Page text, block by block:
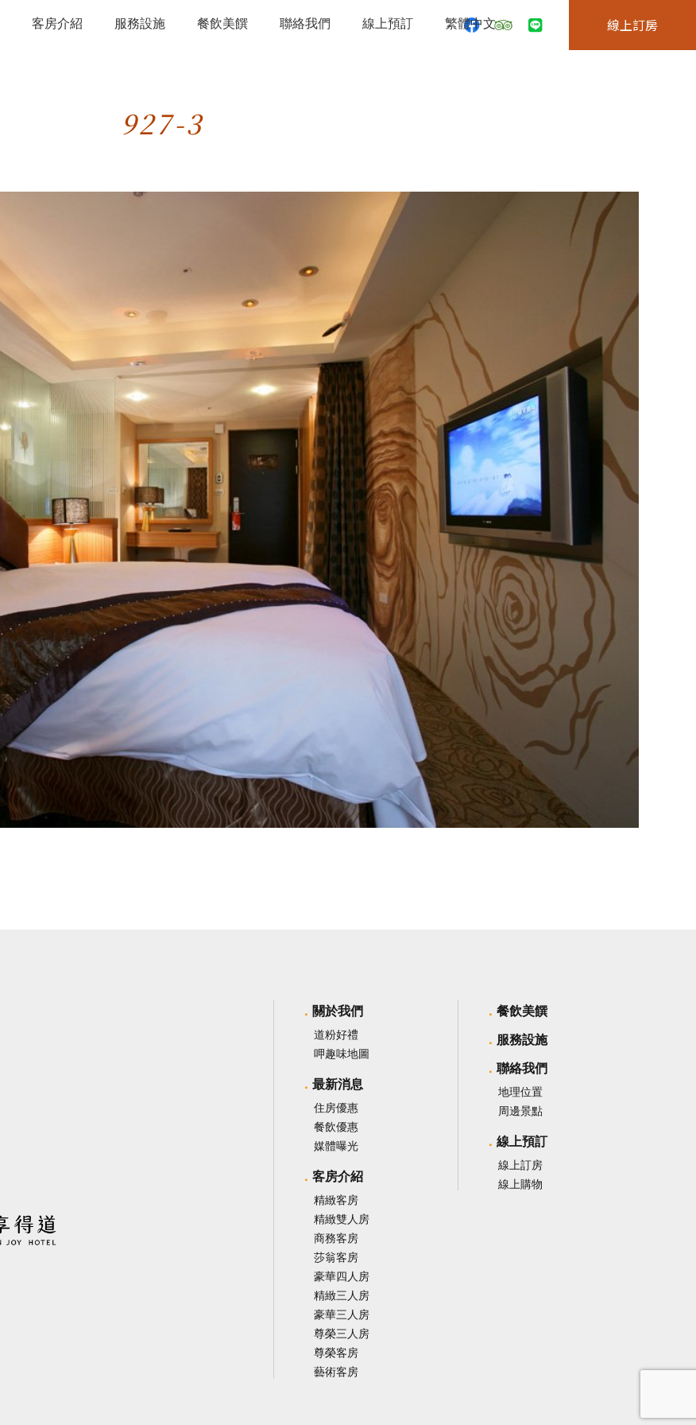
客房介紹 服務設施 餐飲美饌 聯絡我們 線上預訂 繁體中文 線上訂房
927-3
關於我們
道粉好禮
呷趣味地圖
最新消息
住房優惠
餐飲優惠
媒體曝光
客房介紹
精緻客房
精緻雙人房
商務客房
莎翁客房
豪華四人房
精緻三人房
豪華三人房
尊榮三人房
尊榮客房
藝術客房
餐飲美饌
服務設施
聯絡我們
地理位置
周邊景點
線上預訂
線上訂房
線上購物